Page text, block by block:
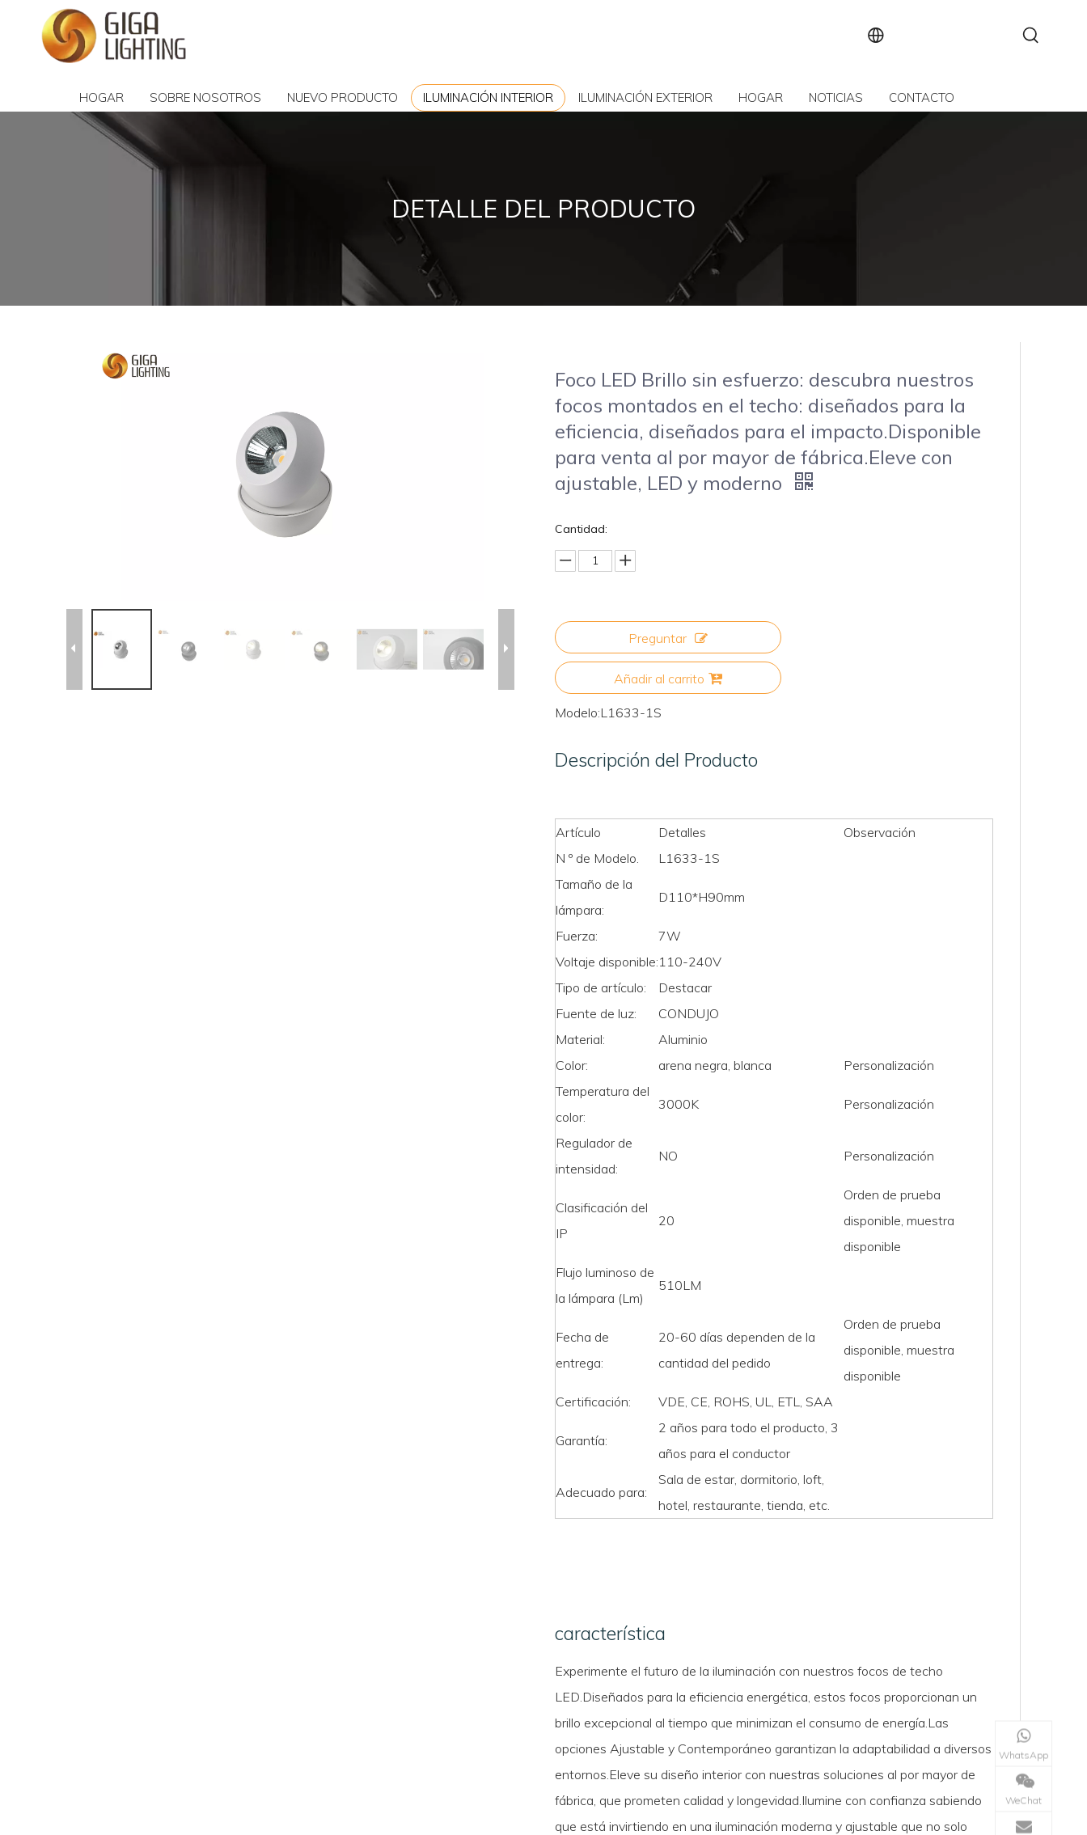
HOGAR SOBRE NOSOTROS NUEVO PRODUCTO ILUMINACIÓN INTERIOR ILUMINACIÓN EXTERIOR HOGAR NOTICIAS CONTACTO
DETALLE DEL PRODUCTO
Foco LED Brillo sin esfuerzo: descubra nuestros
focos montados en el techo: diseñados para la
eficiencia, diseñados para el impacto.Disponible
para venta al por mayor de fábrica.Eleve con
ajustable, LED y moderno
Cantidad:
Preguntar
Añadir al carrito
Modelo:L1633-1S
Descripción del Producto
Artículo Detalles
Observación
N º de Modelo.
L1633-1S
Tamaño de la
lámpara:
D110*H90mm
Fuerza:
7W
Voltaje disponible:110-240V
Tipo de artículo:
Destacar
Fuente de luz:
CONDUJO
Material:
Aluminio
Color:
arena negra, blanca
Personalización
Temperatura del
color:
3000K Personalización
Regulador de
intensidad:
NO Personalización
Clasificación del
IP
20
Orden de prueba
disponible, muestra
disponible
Flujo luminoso de
la lámpara (Lm)
510LM
Fecha de
entrega:
20-60 días dependen de la
cantidad del pedido
Orden de prueba
disponible, muestra
disponible
Certificación:
VDE, CE, ROHS, UL, ETL, SAA
Garantía:
2 años para todo el producto, 3
años para el conductor
Adecuado para:
Sala de estar, dormitorio, loft,
hotel, restaurante, tienda, etc.
característica
Experimente el futuro de la iluminación con nuestros focos de techo
LED.Diseñados para la eficiencia energética, estos focos proporcionan un
brillo excepcional al tiempo que minimizan el consumo de energía.Las
opciones Ajustable y Contemporáneo garantizan la adaptabilidad a diversos
entornos.Eleve su diseño interior con nuestras soluciones al por mayor de
fábrica, que prometen calidad y longevidad.Ilumine con confianza sabiendo
que está invirtiendo en una iluminación moderna y ajustable que no solo
WhatsApp
WeChat